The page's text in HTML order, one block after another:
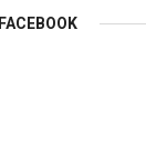
FACEBOOK